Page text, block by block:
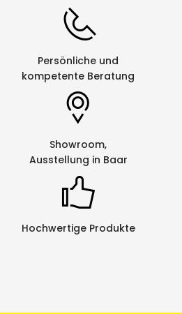
Persönliche und
kompetente Beratung
Showroom,
Ausstellung in Baar
Hochwertige Produkte